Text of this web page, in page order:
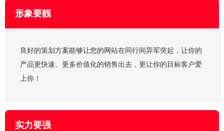
形象要靓
良好的策划方案能够让您的网站在同行间异军突起，让你的
产品更快速、更多价值化的销售出去，更让你的目标客户爱
上你！
实力要强